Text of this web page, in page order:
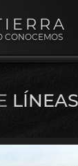
CONOCEMOS